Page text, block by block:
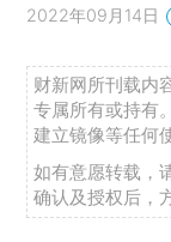
2022年09月14日
财新网所刊载内
专属所有或持有
建立镜像等任何
如有意愿转载，
确认及授权后，